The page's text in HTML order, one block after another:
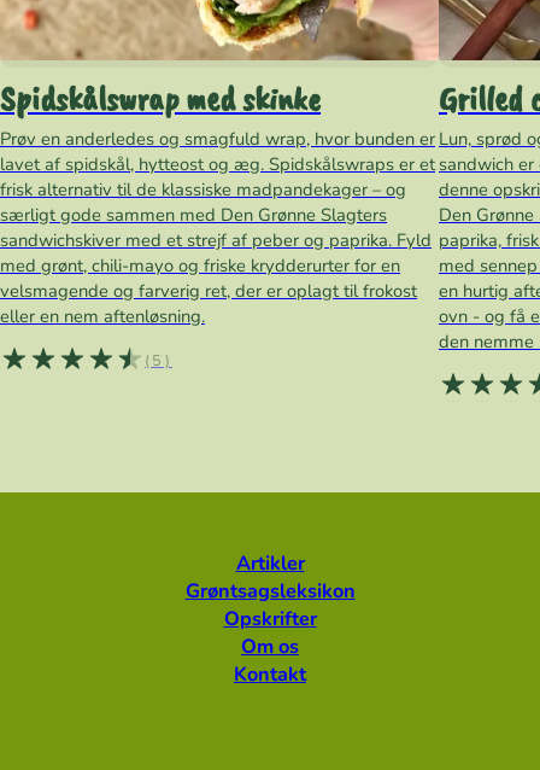
Spidskålswrap med skinke
Prøv en anderledes og smagfuld wrap, hvor bunden er
lavet af spidskål, hytteost og æg. Spidskålswraps er et
frisk alternativ til de klassiske madpandekager – og
særligt gode sammen med Den Grønne Slagters
sandwichskiver med et strejf af peber og paprika. Fyld
med grønt, chili-mayo og friske krydderurter for en
velsmagende og farverig ret, der er oplagt til frokost
eller en nem aftenløsning.
(5)
Grilled
Lun, sprød
sandwich
denne
Den
paprika,
med
en hurtig
ovn - og få
den nemme
Artikler
Grøntsagsleksikon
Opskrifter
Om os
Kontakt